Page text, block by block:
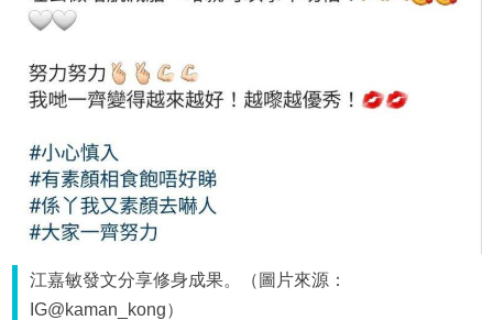
江嘉敏發文分享修身成果。（圖片來源：
IG@kaman_kong）